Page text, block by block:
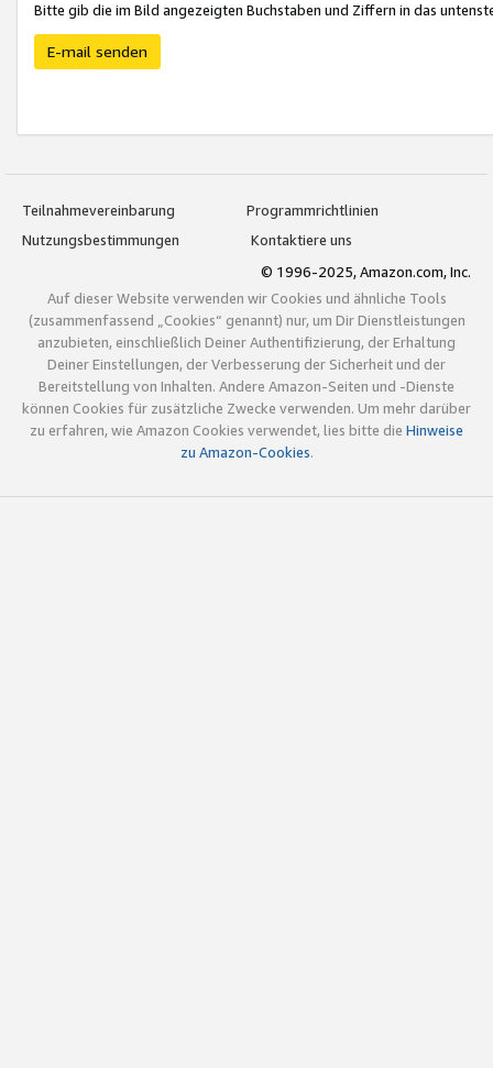
Bitte gib die im Bild angezeigten Buchstaben und Ziffern in das
E-mail senden
Teilnahmevereinbarung
Programmrichtlinien
Nutzungsbestimmungen
Kontaktiere uns
© 1996-2025, Amazon.com, Inc.
Auf dieser Website verwenden wir Cookies und ähnliche Tools
(zusammenfassend „Cookies“ genannt) nur, um Dir Dienstleistungen
anzubieten, einschließlich Deiner Authentifizierung, der Erhaltung
Deiner Einstellungen, der Verbesserung der Sicherheit und der
Bereitstellung von Inhalten. Andere Amazon-Seiten und -Dienste
können Cookies für zusätzliche Zwecke verwenden. Um mehr darüber
zu erfahren, wie Amazon Cookies verwendet, lies bitte die Hinweise
zu Amazon-Cookies.